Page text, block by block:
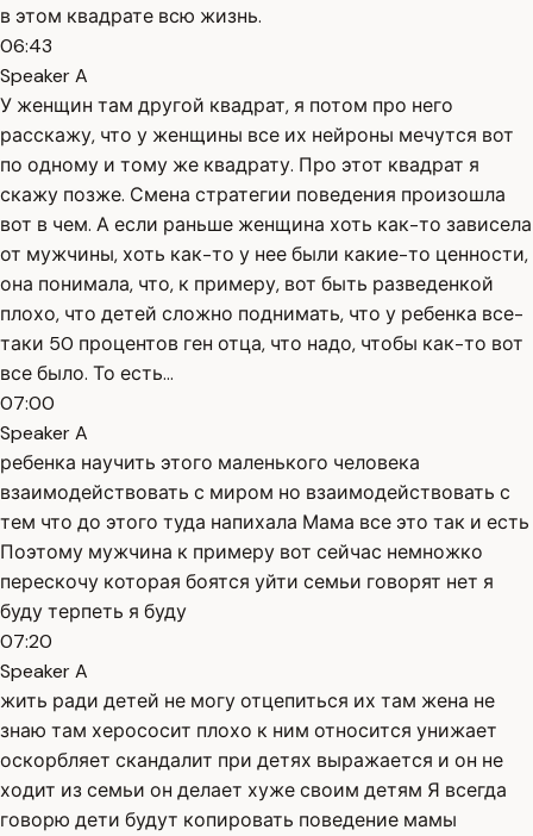
в этом квадрате всю жизнь.
06:43
Speaker A
У женщин там другой квадрат, я потом про него
расскажу, что у женщины все их нейроны мечутся вот
по одному и тому же квадрату. Про этот квадрат я
скажу позже. Смена стратегии поведения произошла
вот в чем. А если раньше женщина хоть как-то зависела
от мужчины, хоть как-то у нее были какие-то ценности,
она понимала, что, к примеру, вот быть разведенкой
плохо, что детей сложно поднимать, что у ребенка все-
таки 50 процентов ген отца, что надо, чтобы как-то вот
все было. То есть...
07:00
Speaker A
ребенка научить этого маленького человека
взаимодействовать с миром но взаимодействовать с
тем что до этого туда напихала Мама все это так и есть
Поэтому мужчина к примеру вот сейчас немножко
перескочу которая боятся уйти семьи говорят нет я
буду терпеть я буду
07:20
Speaker A
жить ради детей не могу отцепиться их там жена не
знаю там херососит плохо к ним относится унижает
оскорбляет скандалит при детях выражается и он не
ходит из семьи он делает хуже своим детям Я всегда
говорю дети будут копировать поведение мамы